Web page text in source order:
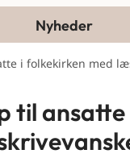
Nyheder
i folkekirken med
til